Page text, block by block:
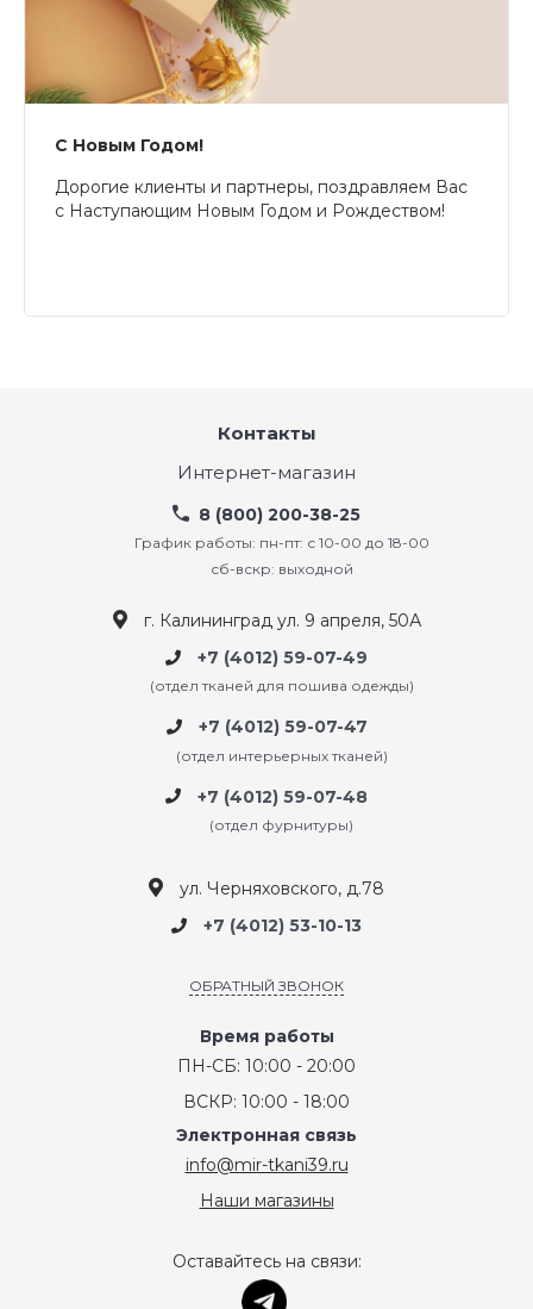
С Новым Годом!
Дорогие клиенты и партнеры, поздравляем Вас
с Наступающим Новым Годом и Рождеством!
Контакты
Интернет-магазин
8 (800) 200-38-25
График работы: пн-пт: с 10-00 до 18-00
сб-вскр: выходной
г. Калининград ул. 9 апреля, 50А
+7 (4012) 59-07-49
(отдел тканей для пошива одежды)
+7 (4012) 59-07-47
(отдел интерьерных тканей)
+7 (4012) 59-07-48
(отдел фурнитуры)
ул. Черняховского, д.78
+7 (4012) 53-10-13
ОБРАТНЫЙ ЗВОНОК
Время работы
ПН-СБ: 10:00 - 20:00
ВСКР: 10:00 - 18:00
Электронная связь
info@mir-tkani39.ru
Наши магазины
Оставайтесь на связи: